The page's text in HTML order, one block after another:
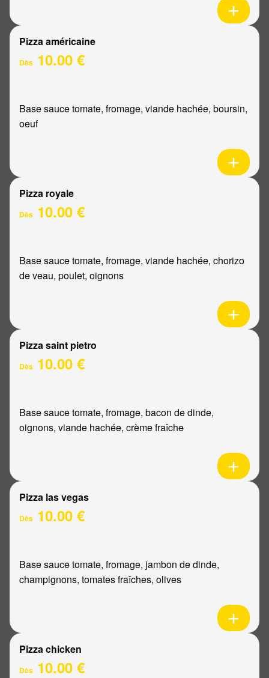
Pizza américaine
Dès 10.00 €
Base sauce tomate, fromage, viande hachée, boursin,
oeuf
Pizza royale
Dès 10.00 €
Base sauce tomate, fromage, viande hachée, chorizo
de veau, poulet, oignons
Pizza saint pietro
Dès 10.00 €
Base sauce tomate, fromage, bacon de dinde,
oignons, viande hachée, crème fraîche
Pizza las vegas
Dès 10.00 €
Base sauce tomate, fromage, jambon de dinde,
champignons, tomates fraîches, olives
Pizza chicken
Dès 10.00 €